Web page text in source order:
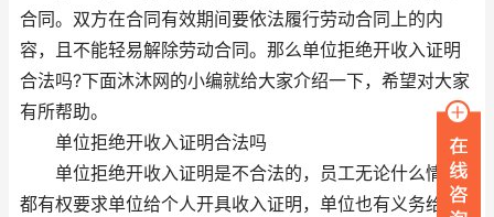
合同。双方在合同有效期间要依法履行劳动合同上的内
容，且不能轻易解除劳动合同。那么单位拒绝开收入证明
合法吗?下面沐沐网的小编就给大家介绍一下，希望对大家
有所帮助。
单位拒绝开收入证明合法吗
单位拒绝开收入证明是不合法的，员工无论什么情况
都有权要求单位给个人开具收入证明，单位也有义务给员